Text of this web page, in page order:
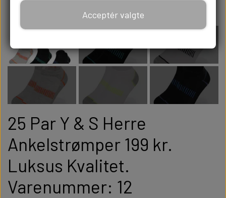
25 Par Y & S Herre
Ankelstrømper 199 kr.
Luksus Kvalitet.
Varenummer: 12
Acceptér valgte